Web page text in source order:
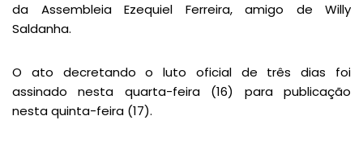
da Assembleia Ezequiel Ferreira, amigo de Willy
Saldanha.
O ato decretando o luto oficial de três dias foi
assinado nesta quarta-feira (16) para publicação
nesta quinta-feira (17).